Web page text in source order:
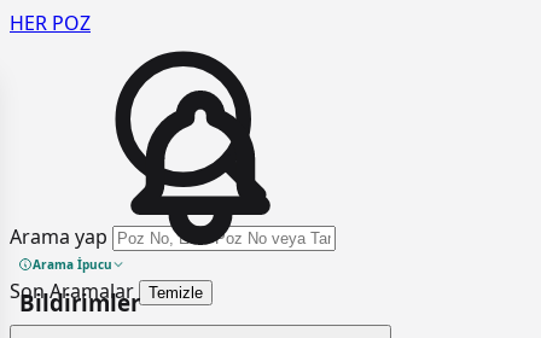
HER POZ
Arama yap
Arama İpucu
Son Aramalar Temizle
Bildirimler